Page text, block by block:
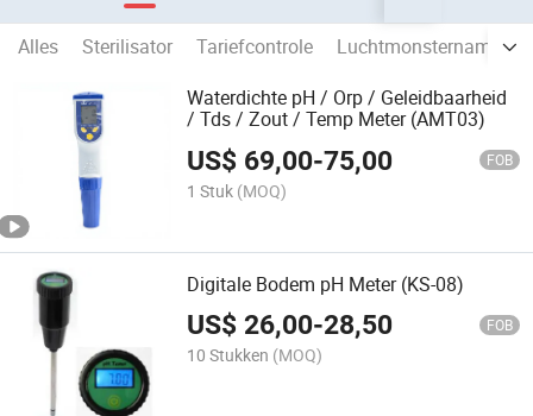
Alles Sterilisator Tariefcontrole
Waterdichte pH / Orp / Geleidbaarheid
/ Tds / Zout / Temp Meter (AMT03)
US$ 69,00-75,00 FOB
1 Stuk (MOQ)
Digitale Bodem pH Meter (KS-08)
US$26,00-28,50 FOB
10 Stukken (MOQ)